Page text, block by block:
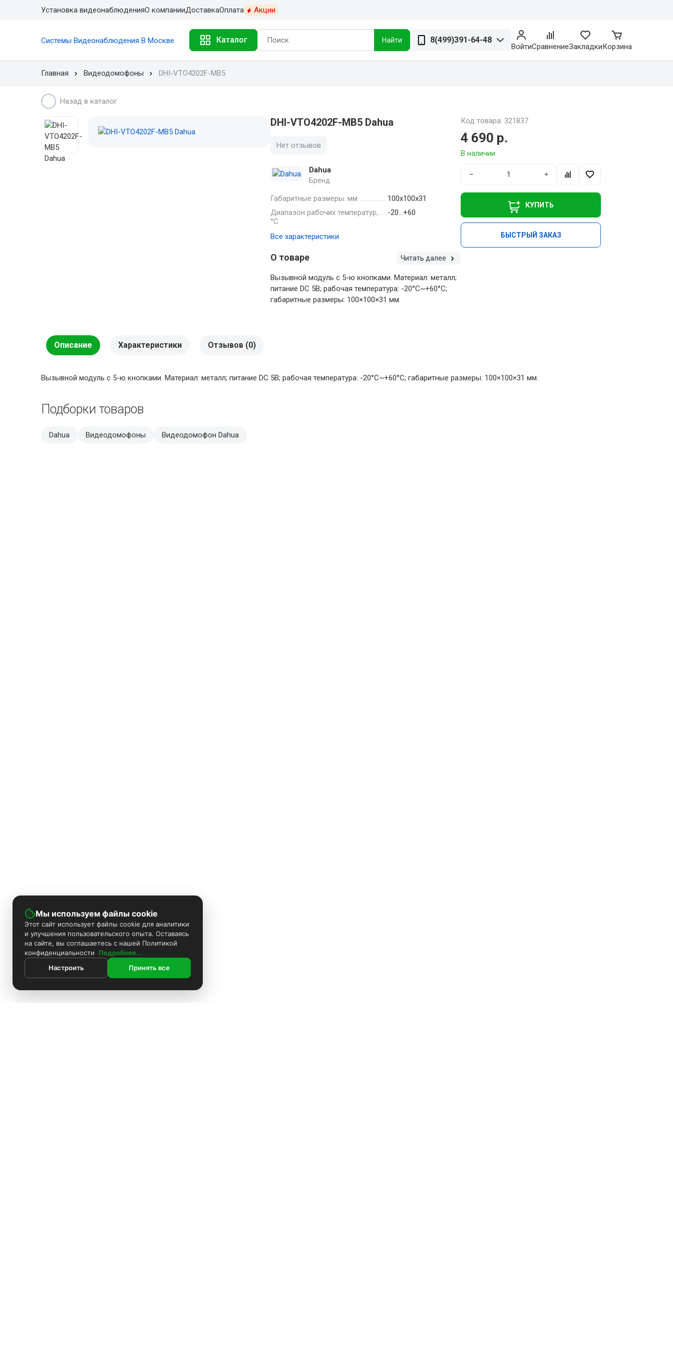
Установка видеонаблюденияО компанииДоставкаОплата Акции
Системы Видеонаблюдения В Москве Каталог Найти 8(499)391-64-48
ВойтиСравнениеЗакладкиКорзина
Главная Видеодомофоны DHI-VTO4202F-MB5
Назад в каталог
DHI-VTO4202F-MB5 Dahua
Нет отзывов
Dahua
Бренд
Габаритные размеры. мм
100х100х31
Диапазон рабочих температур,
°С
-20…+60
Все характеристики
О товаре Читать далее
Вызывной модуль с 5-ю кнопками. Материал: металл;
питание DC 5В; рабочая температура: -20°C~+60°C;
габаритные размеры: 100×100×31 мм.
Код товара: 321837
4 690 р.
В наличии
− +
КУПИТЬ
БЫСТРЫЙ ЗАКАЗ
Описание Характеристики Отзывов (0)
Вызывной модуль с 5-ю кнопками. Материал: металл; питание DC 5В; рабочая температура: -20°C~+60°C; габаритные размеры: 100×100×31 мм.
Подборки товаров
Dahua Видеодомофоны Видеодомофон Dahua
Мы используем файлы cookie
Этот сайт использует файлы cookie для аналитики
и улучшения пользовательского опыта. Оставаясь
на сайте, вы соглашаетесь с нашей Политикой
конфиденциальности
Подробнее...
Настроить
Принять все